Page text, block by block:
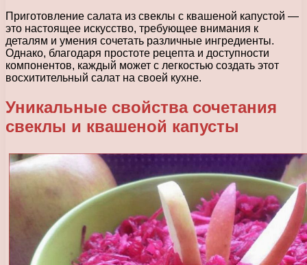
Приготовление салата из свеклы с квашеной капустой —
это настоящее искусство, требующее внимания к
деталям и умения сочетать различные ингредиенты.
Однако, благодаря простоте рецепта и доступности
компонентов, каждый может с легкостью создать этот
восхитительный салат на своей кухне.
Уникальные свойства сочетания
свеклы и квашеной капусты